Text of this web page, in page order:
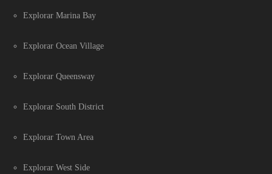
Explorar Marina Bay
Explorar Ocean Village
Explorar Queensway
Explorar South District
Explorar Town Area
Explorar West Side